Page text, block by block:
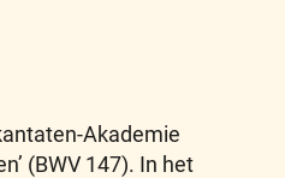
Akademie
(BWV 147). In het